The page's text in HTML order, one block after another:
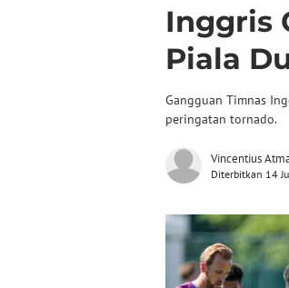
Inggris
Piala
Gangguan Timnas
peringatan tornado.
Vincentius
Diterbitkan 14